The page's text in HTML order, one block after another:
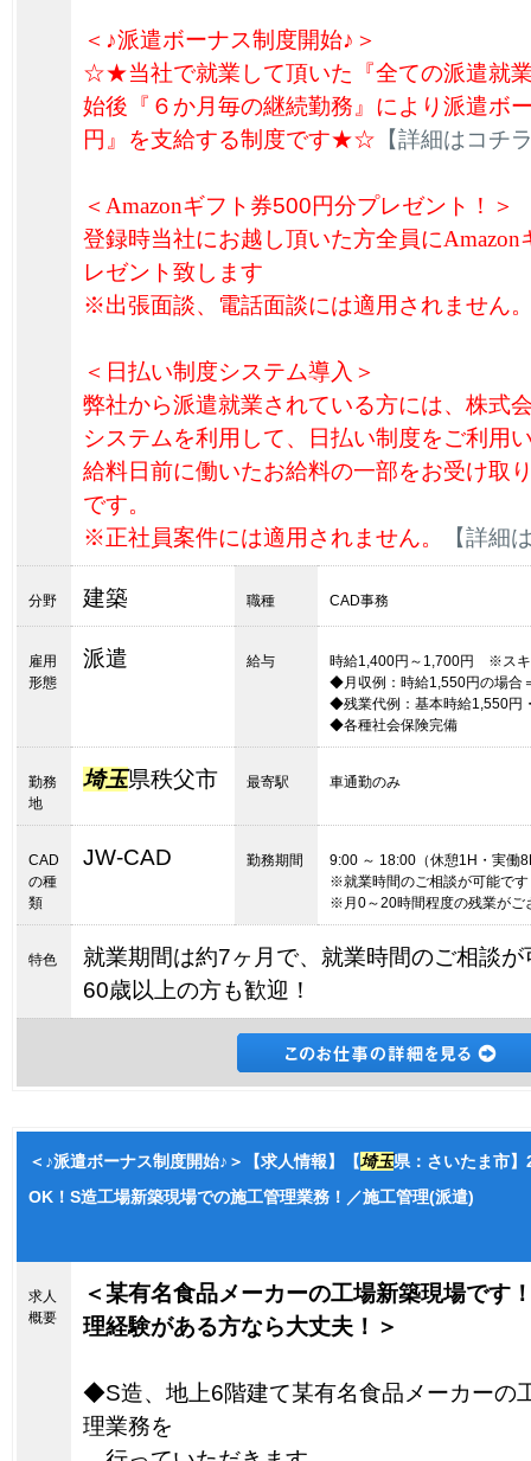
＜♪派遣ボーナス制度開始♪＞
☆★当社で就業して頂いた『全ての派遣就
始後『６か月毎の継続勤務』により派遣ボ
円』を支給する制度です★☆ 【詳細はコチ
＜ Amazonギフト券500円分プレゼント！＞
登録時当社にお越し頂いた方全員にAmazon
レゼント致します
※出張面談、電話面談には適用されません
＜日払い制度システム導入＞
弊社から派遣就業されている方には、株式
システムを利用して、日払い制度をご利用
給料日前に働いたお給料の一部をお受け取
です。
※正社員案件には適用されません。
【詳細
分野 建築 職種 CAD事務
雇用
形態
派遣 給与
時給1,400円～1,700円 ※スキ
◆月収例：時給1,550円の場合
◆残業代例：基本時給1,550円
◆各種社会保険完備
勤務
地
埼玉県秩父市 最寄駅 車通勤のみ
CAD
の種
類
JW-CAD 勤務期間
9:00 ～ 18:00（休憩1H・実働
※就業時間のご相談が可能です
※月0～20時間程度の残業がご
特色
就業期間は約7ヶ月で、就業時間のご相談が
60歳以上の方も歓迎！
＜♪派遣ボーナス制度開始♪＞【求人情報】【埼玉県：さいたま市
OK！S造工場新築現場での施工管理業務！／施工管理(派遣)
求人
概要
＜某有名食品メーカーの工場新築現場です
理経験がある方なら大丈夫！＞
◆S造、地上6階建て某有名食品メーカーの
理業務を